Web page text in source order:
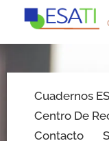
Cuadernos
Centro De
Contacto